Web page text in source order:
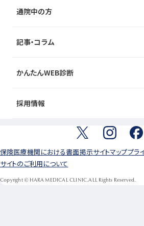
通院中の方
記事・コラム
かんたんWEB診断
採用情報
保険医療機関における書面掲示サイトマッププラ
サイトのご利用について
Copyright © HARA MEDICAL CLINIC.ALL Rights Reserved.